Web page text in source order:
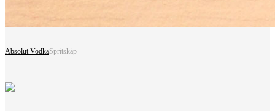
Absolut VodkaSpritskåp